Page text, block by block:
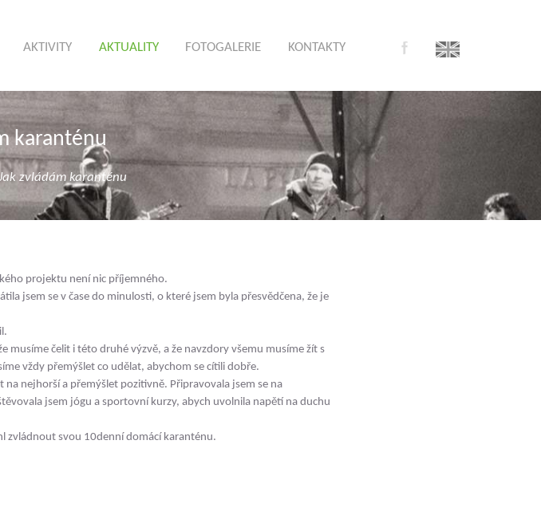
AKTIVITY AKTUALITY FOTOGALERIE KONTAKTY
karanténu
zvládám karanténu
projektu není nic příjemného.
jsem se v čase do minulosti, o které jsem byla přesvědčena, že je
musíme čelit i této druhé výzvě, a že navzdory všemu musíme žít s
vždy přemýšlet co udělat, abychom se cítili dobře.
na nejhorší a přemýšlet pozitivně. Připravovala jsem se na
jsem jógu a sportovní kurzy, abych uvolnila napětí na duchu
zvládnout svou 10denní domácí karanténu.